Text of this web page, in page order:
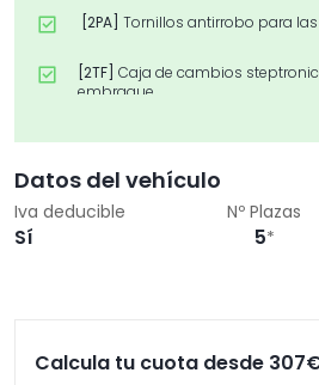
[2PA] Tornillos antirrobo para
[2TF] Caja de cambios
embrague
[2XH] Volante deportivo
Dispositivo de alarma con
[478]Sistema fijación para
para el acompanante
Datos del vehículo
Iva deducible
Sí
Nº Plazas
5*
Calcula tu cuota desde 307